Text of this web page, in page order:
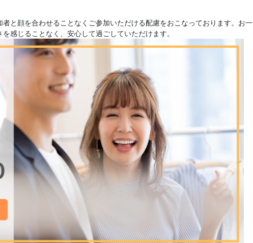
と顔を合わせることなくご参加いただける配慮をおこなっております。お一
感じることなく、安心して過ごしていただけます。